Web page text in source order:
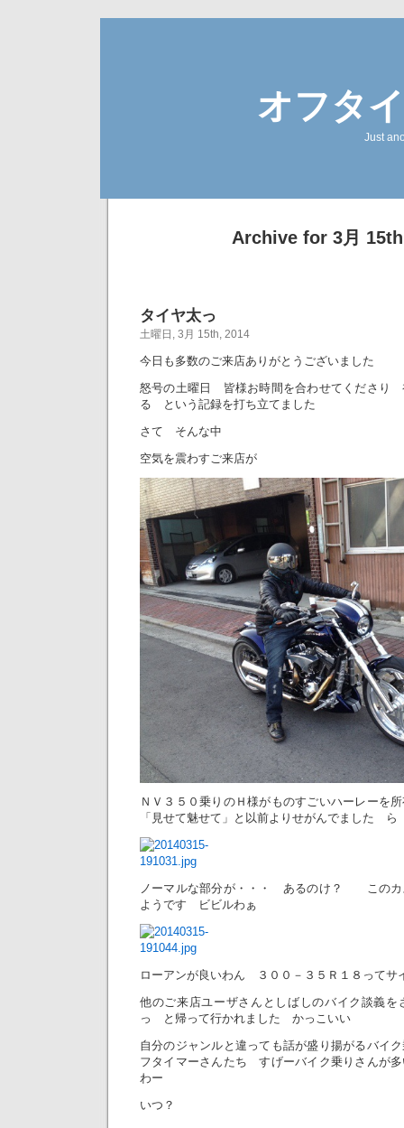
オフタ
Just
Archive for 3月
タイヤ太っ
土曜日, 3月 15th, 2014
今日も多数のご来店ありがとうございました
怒号の土曜日 皆様お時間を合わせてくださり
る という記録を打ち立てました
さて そんな中
空気を震わすご来店が
ＮＶ３５０乗りのＨ様がものすごいハーレー
「見せて魅せて」と以前よりせがんでました
ノーマルな部分が・・・ あるのけ？ このカ
ようです ビビルわぁ
ローアンが良いわん ３００－３５Ｒ１８って
他のご来店ユーザさんとしばしのバイク談
っ と帰って行かれました かっこいい
自分のジャンルと違っても話が盛り揚がるバイ
フタイマーさんたち すげーバイク乗りさんが
わー
いつ？